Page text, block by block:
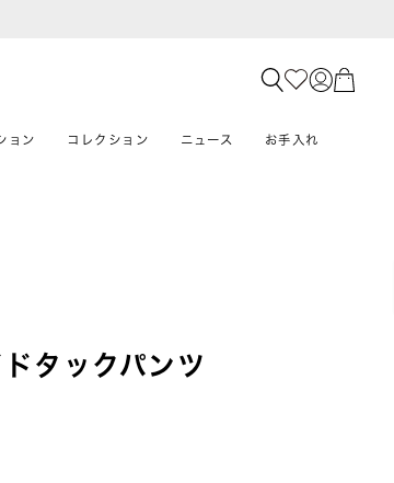
ョン コレクション ニュース お手入れ
タックパンツ